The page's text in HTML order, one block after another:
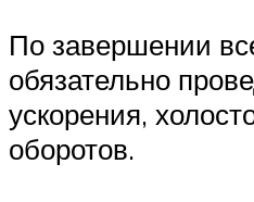
По завершении
обязательно
ускорения,
оборотов.